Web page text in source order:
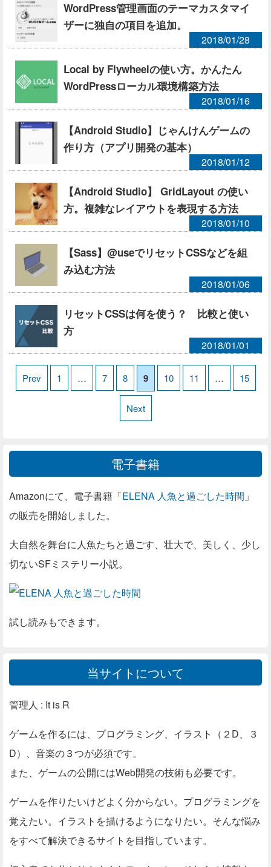
WordPress管理画面のテーマカスタマイ
ザーに独自の項目を追加。
2018/01/28
Local by Flywheelの使い方。かんたん
WordPressローカル環境構築方法
2018/01/16
【Android Studio】じゃんけんゲームの
作り方（アプリ開発の基本）
2018/01/12
【Android Studio】 GridLayout の使い
方。複雑なレイアウトを表現する方法
2018/01/10
【Sass】@useでリセットCSSなどを組
み込む方法
2018/01/06
リセットCSSは何を使う？ 比較と使い
方
2018/01/01
Prev 1 … 7 8 9 10 11 … 15
Next
電子書籍
Amazonにて、電子書籍「ELENA 人魚と過ごした時間 」
の販売を開始しました。
大自然を舞台に人魚たちと過ごす、壮大で、美しく、少し
切ないSFミステリー小説。
試し読みもできます。
当サイトについて
管理人 : It is R
ゲームを作るには、プログラミング、イラスト（２D、３
D）、音楽の３つが必須です。
また、ゲームの公開にはWeb開発の技術も必要です。
ゲームを作りたいけどよく分からない。プログラミングを
覚えたい。イラストを描けるようになりたい。そんな悩み
をすべて解決できるサイトを目指しています。